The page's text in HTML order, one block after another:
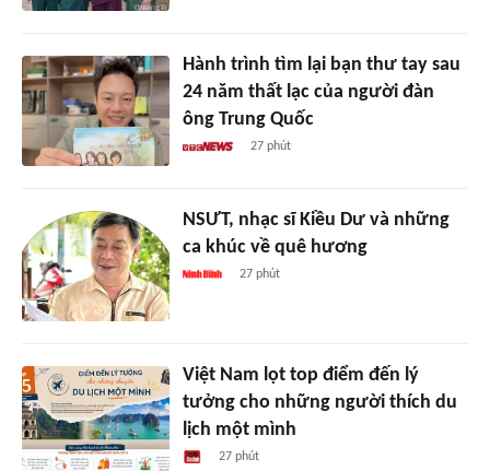
Hành trình tìm lại bạn thư tay sau
24 năm thất lạc của người đàn
ông Trung Quốc
27 phút
NSƯT, nhạc sĩ Kiều Dư và những
ca khúc về quê hương
27 phút
Việt Nam lọt top điểm đến lý
tưởng cho những người thích du
lịch một mình
27 phút